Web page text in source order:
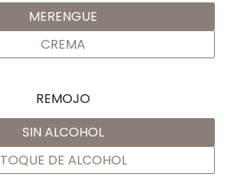
MERENGUE
CREMA
REMOJO
SIN ALCOHOL
TOQUE DE ALCOHOL